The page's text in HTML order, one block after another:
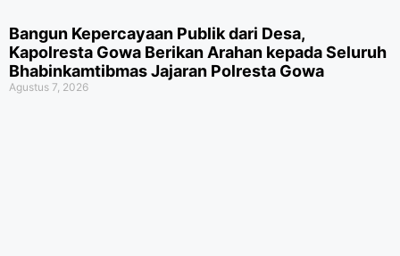
Bangun Kepercayaan Publik dari Desa,
Kapolresta Gowa Berikan Arahan kepada Seluruh
Bhabinkamtibmas Jajaran Polresta Gowa
Agustus 7, 2026